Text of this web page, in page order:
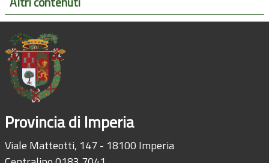
Provincia di Imperia
Viale Matteotti, 147 - 18100 Imperia